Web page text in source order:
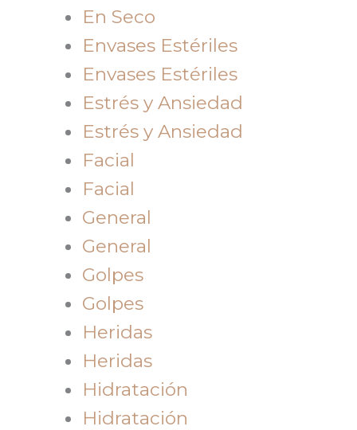
En Seco
Envases Estériles
Envases Estériles
Estrés y Ansiedad
Estrés y Ansiedad
Facial
Facial
General
General
Golpes
Golpes
Heridas
Heridas
Hidratación
Hidratación